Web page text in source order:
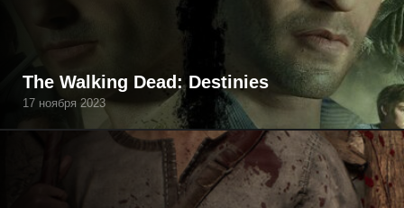
The Walking Dead: Destinies
17 ноября 2023